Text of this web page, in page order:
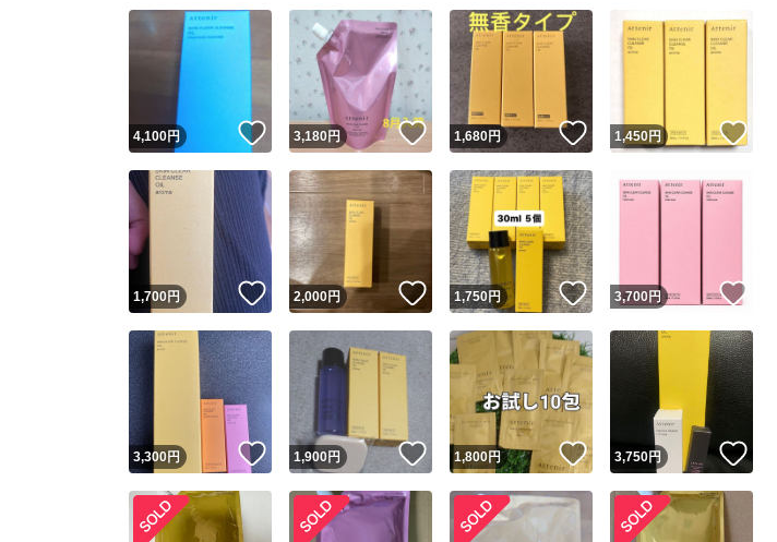
4,100円 いいね！
3,180円 いいね！
1,680円 いいね！
1,450円
1,700円 いいね！
2,000円 いいね！
1,750円 いいね！
3,700円
3,300円 いいね！
1,900円 いいね！
1,800円 いいね！
3,750円